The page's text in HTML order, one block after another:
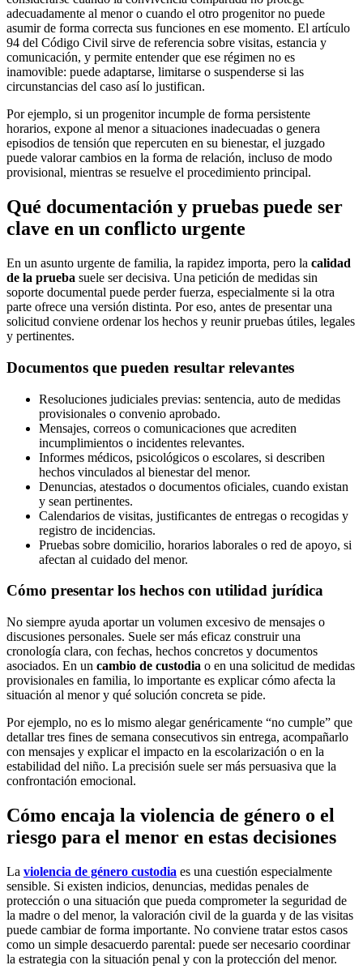
adecuadamente al menor o cuando el otro progenitor no puede
asumir de forma correcta sus funciones en ese momento. El artículo
94 del Código Civil sirve de referencia sobre visitas, estancia y
comunicación, y permite entender que ese régimen no es
inamovible: puede adaptarse, limitarse o suspenderse si las
circunstancias del caso así lo justifican.
Por ejemplo, si un progenitor incumple de forma persistente
horarios, expone al menor a situaciones inadecuadas o genera
episodios de tensión que repercuten en su bienestar, el juzgado
puede valorar cambios en la forma de relación, incluso de modo
provisional, mientras se resuelve el procedimiento principal.
Qué documentación y pruebas puede ser
clave en un conflicto urgente
En un asunto urgente de familia, la rapidez importa, pero la calidad
de la prueba suele ser decisiva. Una petición de medidas sin
soporte documental puede perder fuerza, especialmente si la otra
parte ofrece una versión distinta. Por eso, antes de presentar una
solicitud conviene ordenar los hechos y reunir pruebas útiles, legales
y pertinentes.
Documentos que pueden resultar relevantes
Resoluciones judiciales previas: sentencia, auto de medidas
provisionales o convenio aprobado.
Mensajes, correos o comunicaciones que acrediten
incumplimientos o incidentes relevantes.
Informes médicos, psicológicos o escolares, si describen
hechos vinculados al bienestar del menor.
Denuncias, atestados o documentos oficiales, cuando existan
y sean pertinentes.
Calendarios de visitas, justificantes de entregas o recogidas y
registro de incidencias.
Pruebas sobre domicilio, horarios laborales o red de apoyo, si
afectan al cuidado del menor.
Cómo presentar los hechos con utilidad jurídica
No siempre ayuda aportar un volumen excesivo de mensajes o
discusiones personales. Suele ser más eficaz construir una
cronología clara, con fechas, hechos concretos y documentos
asociados. En un cambio de custodia o en una solicitud de medidas
provisionales en familia, lo importante es explicar cómo afecta la
situación al menor y qué solución concreta se pide.
Por ejemplo, no es lo mismo alegar genéricamente “no cumple” que
detallar tres fines de semana consecutivos sin entrega, acompañarlo
con mensajes y explicar el impacto en la escolarización o en la
estabilidad del niño. La precisión suele ser más persuasiva que la
confrontación emocional.
Cómo encaja la violencia de género o el
riesgo para el menor en estas decisiones
La violencia de género custodia es una cuestión especialmente
sensible. Si existen indicios, denuncias, medidas penales de
protección o una situación que pueda comprometer la seguridad de
la madre o del menor, la valoración civil de la guarda y de las visitas
puede cambiar de forma importante. No conviene tratar estos casos
como un simple desacuerdo parental: puede ser necesario coordinar
la estrategia con la situación penal y con la protección del menor.